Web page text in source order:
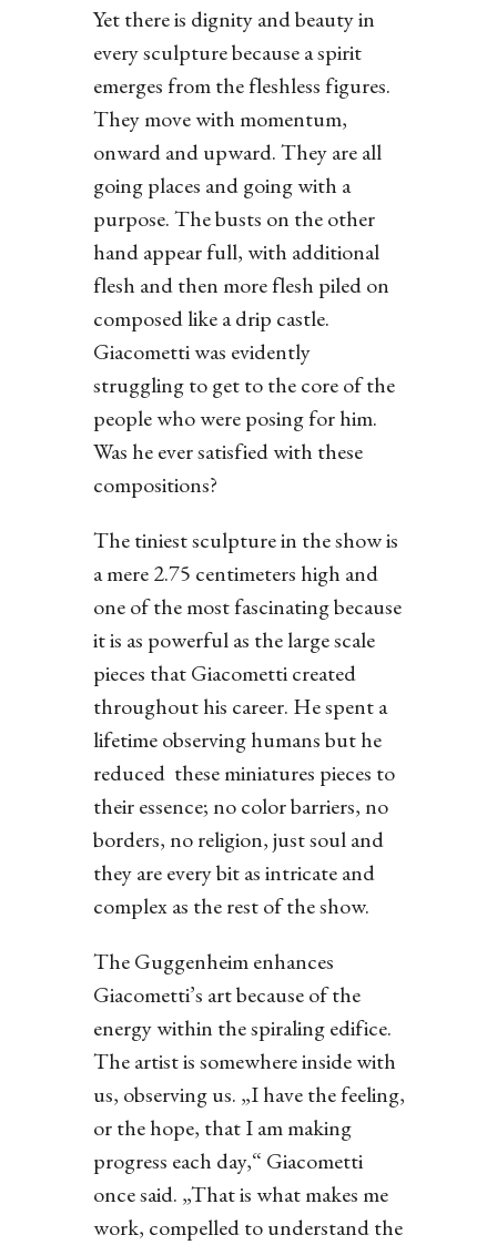
Yet there is dignity and beauty in
every sculpture because a spirit
emerges from the fleshless figures.
They move with momentum,
onward and upward. They are all
going places and going with a
purpose. The busts on the other
hand appear full, with additional
flesh and then more flesh piled on
composed like a drip castle.
Giacometti was evidently
struggling to get to the core of the
people who were posing for him.
Was he ever satisfied with these
compositions?
The tiniest sculpture in the show is
a mere 2.75 centimeters high and
one of the most fascinating because
it is as powerful as the large scale
pieces that Giacometti created
throughout his career. He spent a
lifetime observing humans but he
reduced these miniatures pieces to
their essence; no color barriers, no
borders, no religion, just soul and
they are every bit as intricate and
complex as the rest of the show.
The Guggenheim enhances
Giacometti’s art because of the
energy within the spiraling edifice.
The artist is somewhere inside with
us, observing us. „I have the feeling,
or the hope, that I am making
progress each day,“ Giacometti
once said. „That is what makes me
work, compelled to understand the